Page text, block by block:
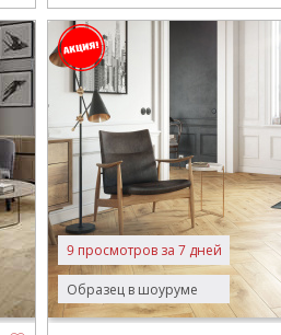
Образец в шоуруме
9 просмотров за 7 дней